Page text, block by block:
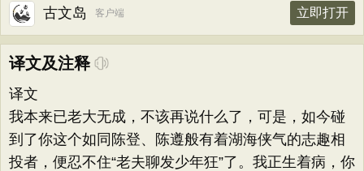
古文岛 客户端 立即打开
译文及注释
译文
我本来已老大无成，不该再说什么了，可是，如今碰
到了你这个如同陈登、陈遵般有着湖海侠气的志趣相
投者，便忍不住“老夫聊发少年狂”了。我正生着病，你